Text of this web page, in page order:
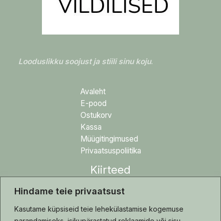
Hindame teie privaatsust
Kasutame küpsiseid teie lehekülastamise kogemuse
Looduslikku soojust ja stiili sinu koju.
Avaleht
E-pood
Ostukorv
Kassa
Müügitingimused
Privaatsuspoliitika
Kiirteed
Blogi
Hooldusjuhis